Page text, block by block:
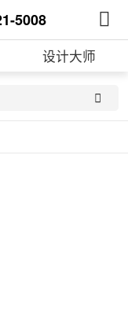
5008
设计大师